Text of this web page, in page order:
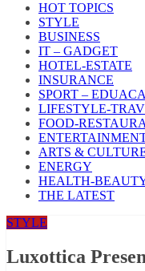
HOT TOPICS
STYLE
BUSINESS
IT – GADGET
HOTEL-ESTATE
INSURANCE
SPORT –
LIFESTYLE​-
FOOD-
ARTS &
ENERGY
HEALTH​-
THE LATEST
STYLE
Luxottica